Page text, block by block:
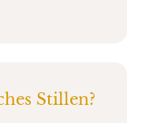
Stillen?